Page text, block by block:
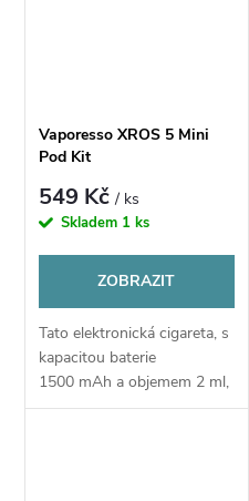
Vaporesso XROS 5 Mini
Pod Kit
549 Kč/ ks
Skladem 1 ks
ZOBRAZIT
Tato elektronická cigareta, s
kapacitou baterie
1500 mAh a objemem 2 ml,
nabízí MTL i RDL tahání.